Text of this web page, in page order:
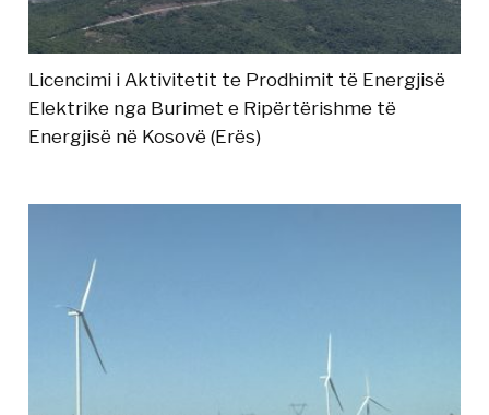
Licencimi i Aktivitetit te Prodhimit të Energjisë
Elektrike nga Burimet e Ripërtërishme të
Energjisë në Kosovë (Erës)